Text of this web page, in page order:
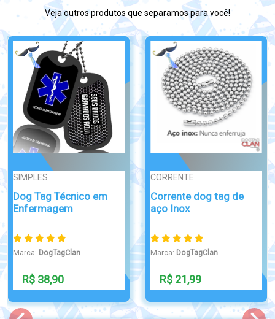
Veja outros produtos que separamos para você!
Broche/Crachá
Crachá para Hotel em
PVC Perso...
Marca:DogTagClan
R$ 32,90
Broche/Crachá
Crachá de Identificação
para...
Marca:DogTagClan
R$ 39,99